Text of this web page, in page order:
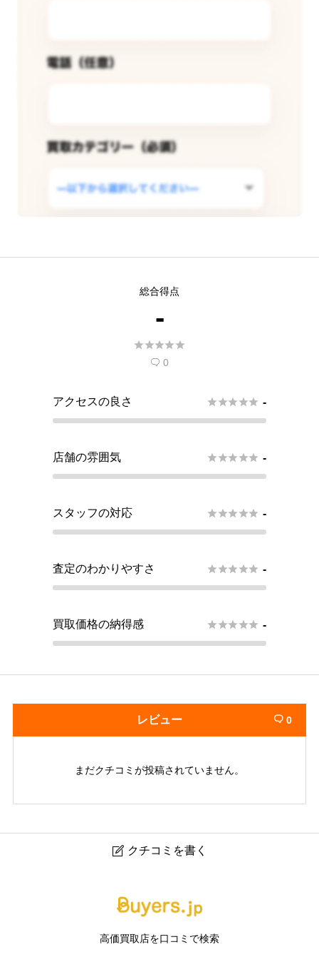
トする
人 がこの店舗での査定受付開始を希
望しています。
総合得点
-

 0
アクセスの良さ  -
店舗の雰囲気  -
スタッフの対応  -
査定のわかりやすさ  -
買取価格の納得感  -
レビュー  0
まだクチコミが投稿されていません。
 クチコミを書く
宝石買取専門店
高価買取店を口コミで検索